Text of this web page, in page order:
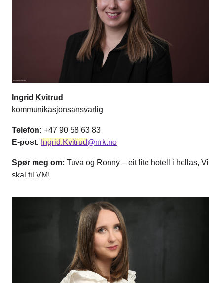
Ingrid Kvitrud
kommunikasjonsansvarlig
Telefon: +47 90 58 63 83
E-post: Ingrid.Kvitrud@nrk.no
Spør meg om: Tuva og Ronny – eit lite hotell i hellas, Vi
skal til VM!